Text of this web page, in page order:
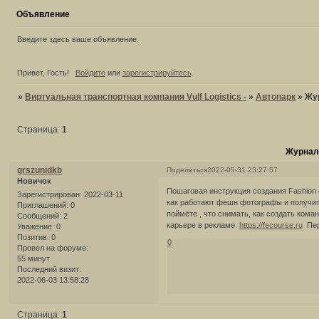
Объявление
Введите здесь ваше объявление.
Привет, Гость! Войдитеили зарегистрируйтесь.
»Виртуальная транспортная компания Vulf Logistics - »Автопарк »
Страница: 1
Поделиться2022-05-31 23:27:57
grszunidkb
Новичок
Зарегистрирован: 2022-03-11
Приглашений: 0
Сообщений: 2
Уважение: 0
Позитив: 0
Провел на форуме:
55 минут
Последний визит:
2022-06-03 13:58:28
Пошаговая инструкция создания
как работают фешн фотографы и
поймёте , что снимать, как создать
карьере в рекламе.https://fecourse.ru
0
Страница:1